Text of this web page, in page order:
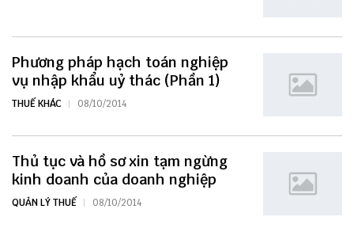
Phương pháp hạch toán nghiệp
vụ nhập khẩu uỷ thác (Phần 1)
THUẾ KHÁC 08/10/2014
Thủ tục và hồ sơ xin tạm ngừng
kinh doanh của doanh nghiệp
QUẢN LÝ THUẾ 08/10/2014